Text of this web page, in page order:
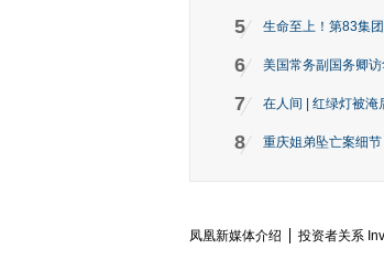
5 生命至上！第83集
6 美国常务副国务卿
7 在人间 | 红绿灯被淹
8 重庆姐弟坠亡案细
凤凰新媒体介绍 投资者关系